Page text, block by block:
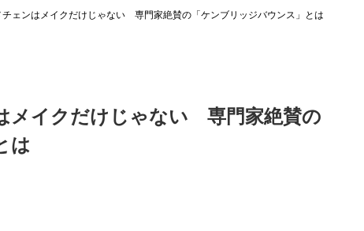
ェンはメイクだけじゃない 専門家絶賛の「ケンブリッジバウンス」とは
イクだけじゃない 専門家絶賛の
は